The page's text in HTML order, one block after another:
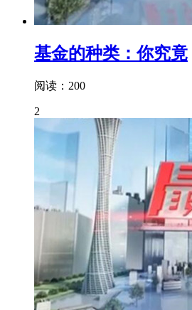
基金的种类：你究竟
阅读：200
2